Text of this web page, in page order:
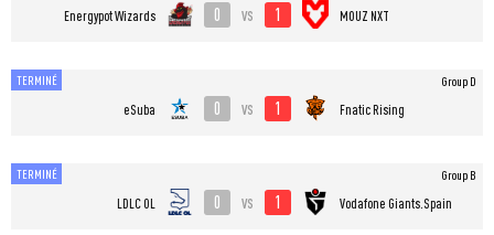
Energypot Wizards 0 vs 1 MOUZ NXT
TERMINÉ
eSuba 0 vs 1 Fnatic Rising
Group D
TERMINÉ
LDLC OL 0 vs 1 Vodafone Giants.Spain
Group B